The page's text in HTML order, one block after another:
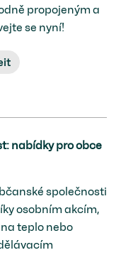
propojeným a
se nyní!
nabídky pro obce
společnosti
osobním akcím,
teplo nebo